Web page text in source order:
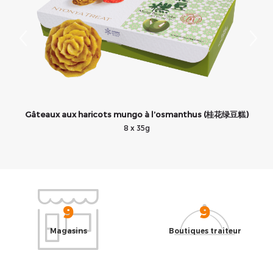
Gâteaux aux haricots mungo à l’osmanthus (桂花绿豆糕)
8 x 35g
9
Magasins
9
Boutiques traiteur